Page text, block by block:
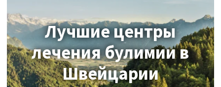
Швейцарии
Швейцарии